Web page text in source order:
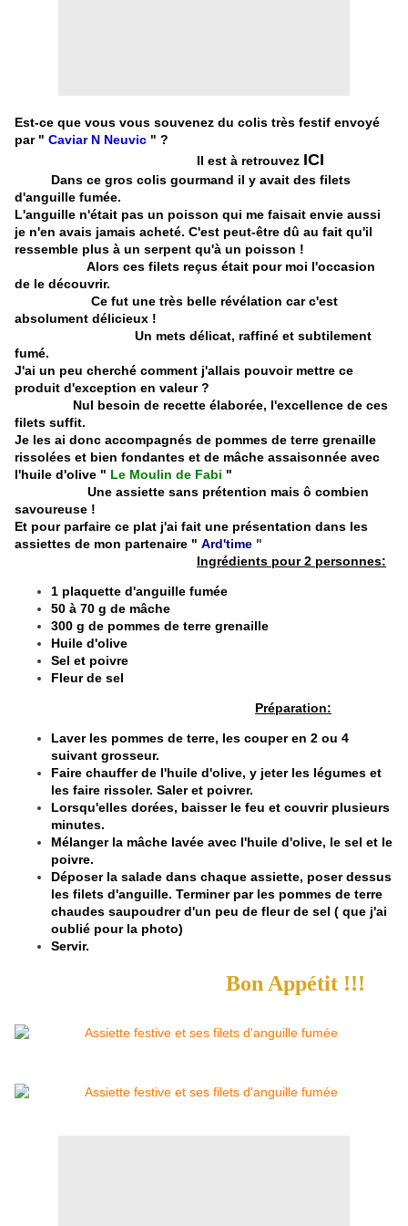
Est-ce que vous vous souvenez du colis très festif envoyé
par " Caviar N Neuvic " ?
Il est à retrouvez ICI
Dans ce gros colis gourmand il y avait des filets
d'anguille fumée.
L'anguille n'était pas un poisson qui me faisait envie aussi
je n'en avais jamais acheté. C'est peut-être dû au fait qu'il
ressemble plus à un serpent qu'à un poisson !
Alors ces filets reçus était pour moi l'occasion
de le découvrir.
Ce fut une très belle révélation car c'est
absolument délicieux !
Un mets délicat, raffiné et subtilement
fumé.
J'ai un peu cherché comment j'allais pouvoir mettre ce
produit d'exception en valeur ?
Nul besoin de recette élaborée, l'excellence de ces
filets suffit.
Je les ai donc accompagnés de pommes de terre grenaille
rissolées et bien fondantes et de mâche assaisonnée avec
l'huile d'olive " Le Moulin de Fabi "
Une assiette sans prétention mais ô combien
savoureuse !
Et pour parfaire ce plat j'ai fait une présentation dans les
assiettes de mon partenaire " Ard'time "
Ingrédients pour 2 personnes:
1 plaquette d'anguille fumée
50 à 70 g de mâche
300 g de pommes de terre grenaille
Huile d'olive
Sel et poivre
Fleur de sel
Préparation:
Laver les pommes de terre, les couper en 2 ou 4
suivant grosseur.
Faire chauffer de l'huile d'olive, y jeter les légumes et
les faire rissoler. Saler et poivrer.
Lorsqu'elles dorées, baisser le feu et couvrir plusieurs
minutes.
Mélanger la mâche lavée avec l'huile d'olive, le sel et le
poivre.
Déposer la salade dans chaque assiette, poser dessus
les filets d'anguille. Terminer par les pommes de terre
chaudes saupoudrer d'un peu de fleur de sel ( que j'ai
oublié pour la photo)
Servir.
Bon Appétit !!!